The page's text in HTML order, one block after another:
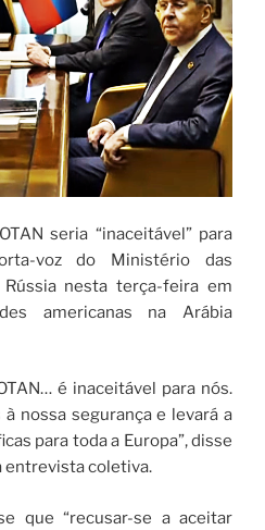
seria “inaceitável” para
voz do Ministério das
nesta terça-feira em
americanas na Arábia
é inaceitável para nós.
nossa segurança e levará a
para toda a Europa”, disse
entrevista coletiva.
que “recusar-se a aceitar